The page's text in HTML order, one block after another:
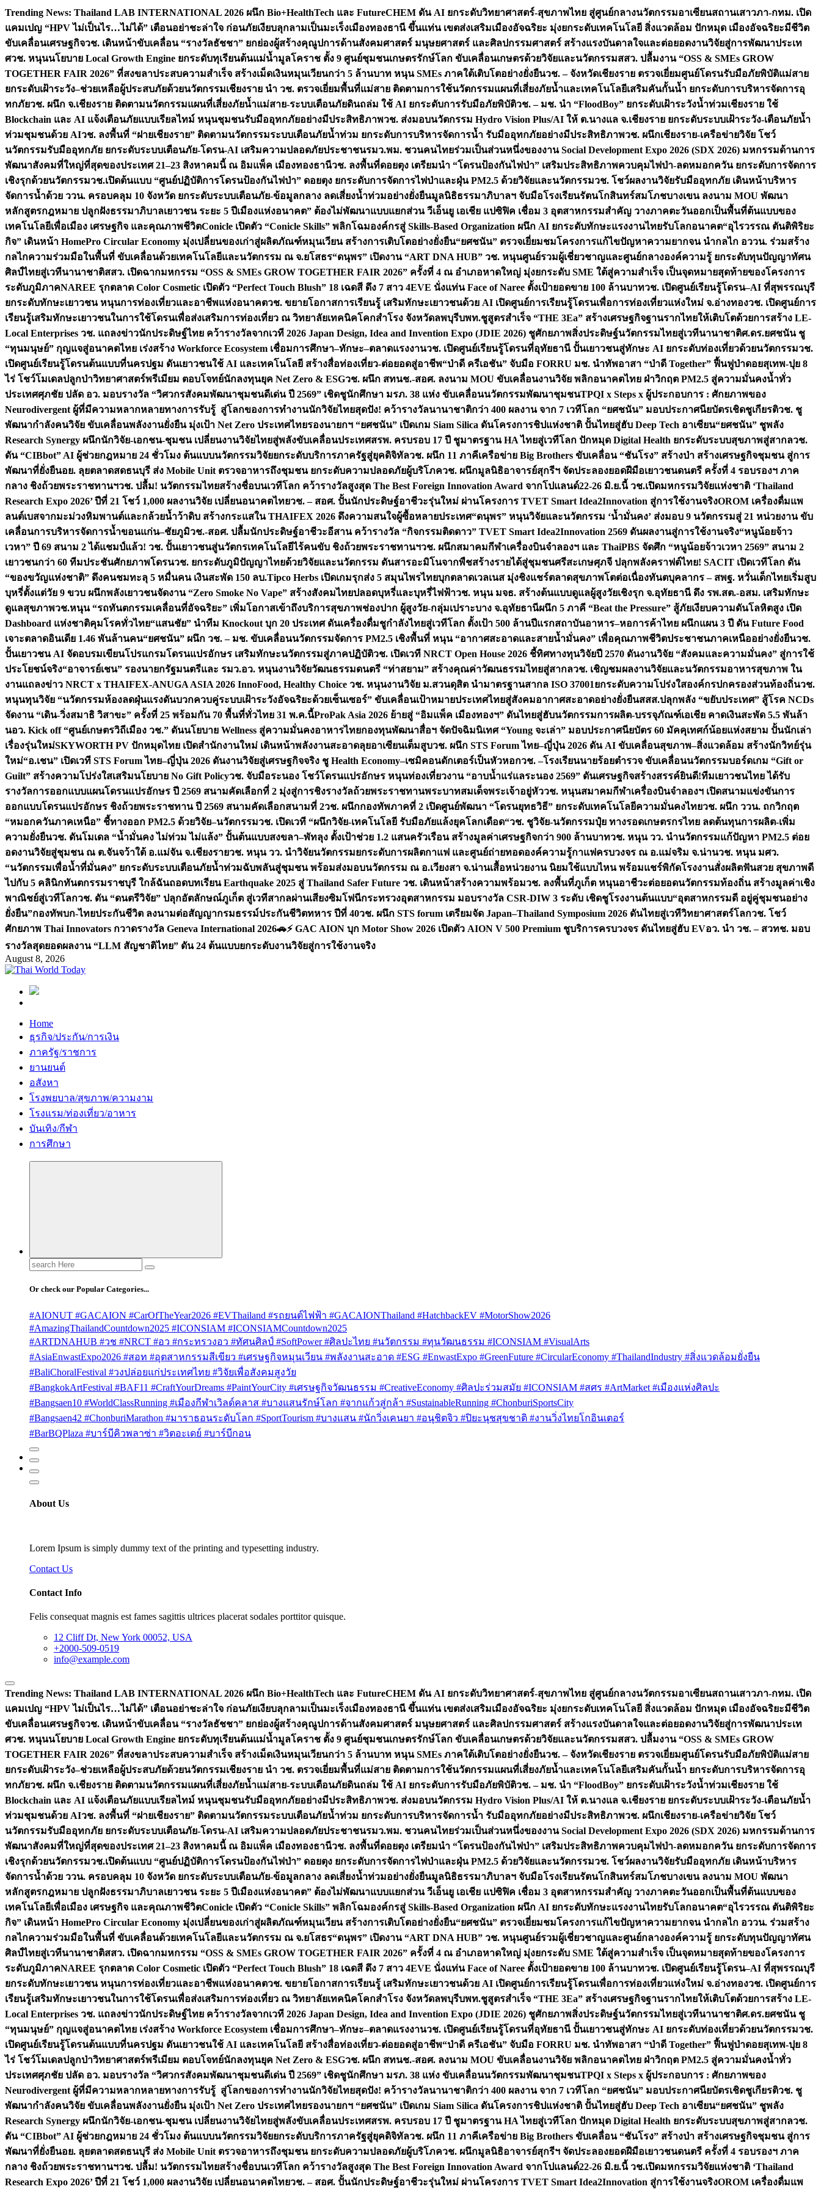
Skip
content
Trending News: Thailand LAB INTERNATIONAL 2026 ผนึก Bio+HealthTech และ FutureCHEM ดัน AI ยกระดับวิทยาศาสตร์-สุขภาพไทย สู่ศูนย์กลางนวัตกรรมอาเซียนสถานเสาวภา-กทม. เปิด
แคมเปญ “HPV ไม่เป็นไร…ไม่ได้” เตือนอย่าชะล่าใจ ก่อนภัยเงียบลุกลามเป็นมะเร็งเมืองทองธานี ขึ้นแท่น เขตส่งเสริมเมืองอัจฉริยะ มุ่งยกระดับเทคโนโลยี สิ่งแวดล้อม ปักหมุด เมืองอัจฉริยะมีชีวิต
ขับเคลื่อนเศรษฐกิจวช. เดินหน้าขับเคลื่อน “รางวัลธัชชา” ยกย่องผู้สร้างคุณูปการด้านสังคมศาสตร์ มนุษยศาสตร์ และศิลปกรรมศาสตร์ สร้างแรงบันดาลใจและต่อยอดงานวิจัยสู่การพัฒนาประเท
ศวช. หนุนนโยบาย Local Growth Engine ยกระดับทุเรียนต้นแม่น้ำมูลโคราช ตั้ง 9 ศูนย์ชุมชนเกษตรรักษ์โลก ขับเคลื่อนเกษตรด้วยวิจัยและนวัตกรรมสสว. ปลื้มงาน “OSS & SMEs GROW
TOGETHER FAIR 2026” ที่สงขลาประสบความสำเร็จ สร้างเม็ดเงินหมุนเวียนกว่า 5 ล้านบาท หนุน SMEs ภาคใต้เติบโตอย่างยั่งยืนวช. – จังหวัดเชียงราย ตรวจเยี่ยมศูนย์โดรนรับมือภัยพิบัติแม่สาย
ยกระดับเฝ้าระวัง–ช่วยเหลือผู้ประสบภัยด้วยนวัตกรรมเชียงราย นำ วช. ตรวจเยี่ยมพื้นที่แม่สาย ติดตามการใช้นวัตกรรมแผนที่เสี่ยงภัยน้ำและเทคโนโลยีเสริมคันกั้นน้ำ ยกระดับการบริหารจัดการอุ
ทกภัยวช. ผนึก จ.เชียงราย ติดตามนวัตกรรมแผนที่เสี่ยงภัยน้ำแม่สาย-ระบบเตือนภัยดินถล่ม ใช้ AI ยกระดับการรับมือภัยพิบัติวช. – มช. นำ “FloodBoy” ยกระดับเฝ้าระวังน้ำท่วมเชียงราย ใช้
Blockchain และ AI แจ้งเตือนภัยแบบเรียลไทม์ หนุนชุมชนรับมืออุทกภัยอย่างมีประสิทธิภาพวช. ส่งมอบนวัตกรรม Hydro Vision Plus/AI ให้ ต.นางแล จ.เชียงราย ยกระดับระบบเฝ้าระวัง-เตือนภัยน้ำ
ท่วมชุมชนด้วย AIวช. ลงพื้นที่ “ฝายเชียงราย” ติดตามนวัตกรรมระบบเตือนภัยน้ำท่วม ยกระดับการบริหารจัดการน้ำ รับมืออุทกภัยอย่างมีประสิทธิภาพวช. ผนึกเชียงราย-เครือข่ายวิจัย โชว์
นวัตกรรมรับมืออุทกภัย ยกระดับระบบเตือนภัย-โดรน-AI เสริมความปลอดภัยประชาชนรมว.พม. ชวนคนไทยร่วมเป็นส่วนหนึ่งของงาน Social Development Expo 2026 (SDX 2026) มหกรรมด้านการ
พัฒนาสังคมที่ใหญ่ที่สุดของประเทศ 21–23 สิงหาคมนี้ ณ อิมแพ็ค เมืองทองธานีวช. ลงพื้นที่ดอยตุง เตรียมนำ “โดรนป้องกันไฟป่า” เสริมประสิทธิภาพควบคุมไฟป่า-ลดหมอกควัน ยกระดับการจัดการ
เชิงรุกด้วยนวัตกรรมวช.เปิดต้นแบบ “ศูนย์ปฏิบัติการโดรนป้องกันไฟป่า” ดอยตุง ยกระดับการจัดการไฟป่าและฝุ่น PM2.5 ด้วยวิจัยและนวัตกรรมวช. โชว์ผลงานวิจัยรับมืออุทกภัย เดินหน้าบริหาร
จัดการน้ำด้วย ววน. ครอบคลุม 10 จังหวัด ยกระดับระบบเตือนภัย-ข้อมูลกลาง ลดเสี่ยงน้ำท่วมอย่างยั่งยืนมูลนิธิธรรมาภิบาลฯ จับมือโรงเรียนรัตนโกสินทร์สมโภชบางเขน ลงนาม MOU พัฒนา
หลักสูตรกฎหมาย ปลูกฝังธรรมาภิบาลเยาวชน ระยะ 5 ปีเมืองแห่งอนาคต” ต้องไม่พัฒนาแบบแยกส่วน วีเอ็นยู เอเชีย แปซิฟิค เชื่อม 3 อุตสาหกรรมสำคัญ วางภาคตะวันออกเป็นพื้นที่ต้นแบบของ
เทคโนโลยีเพื่อเมือง เศรษฐกิจ และคุณภาพชีวิตConicle เปิดตัว “Conicle Skills” พลิกโฉมองค์กรสู่ Skills-Based Organization ผนึก AI ยกระดับทักษะแรงงานไทยรับโลกอนาคต“อุไรวรรณ ตันติพิริยะ
กิจ” เดินหน้า HomePro Circular Economy มุ่งเปลี่ยนของเก่าสู่ผลิตภัณฑ์หมุนเวียน สร้างการเติบโตอย่างยั่งยืน“ยศชนัน” ตรวจเยี่ยมชมโครงการแก้ไขปัญหาความยากจน นำกลไก อววน. ร่วมสร้าง
กลไกความร่วมมือในพื้นที่ ขับเคลื่อนด้วยเทคโนโลยีและนวัตกรรม ณ จ.ยโสธร“ดนุพร” เปิดงาน “ART DNA HUB” วช. หนุนศูนย์รวมผู้เชี่ยวชาญและศูนย์กลางองค์ความรู้ ยกระดับทุนปัญญาทัศน
ศิลป์ไทยสู่เวทีนานาชาติสสว. เปิดฉากมหกรรม “OSS & SMEs GROW TOGETHER FAIR 2026” ครั้งที่ 4 ณ อำเภอหาดใหญ่ มุ่งยกระดับ SME ใต้สู่ความสำเร็จ เป็นจุดหมายสุดท้ายของโครงการ
ระดับภูมิภาคNAREE รุกตลาด Color Cosmetic เปิดตัว “Perfect Touch Blush” 18 เฉดสี ดึง 7 สาว 4EVE นั่งแท่น Face of Naree ตั้งเป้ายอดขาย 100 ล้านบาทวช. เปิดศูนย์เรียนรู้โดรน–AI ที่สุพรรณบุรี
ยกระดับทักษะเยาวชน หนุนการท่องเที่ยวและอาชีพแห่งอนาคตวช. ขยายโอกาสการเรียนรู้ เสริมทักษะเยาวชนด้วย AI เปิดศูนย์การเรียนรู้โดรนเพื่อการท่องเที่ยวแห่งใหม่ จ.อ่างทองวช. เปิดศูนย์การ
เรียนรู้เสริมทักษะเยาวชนในการใช้โดรนเพื่อส่งเสริมการท่องเที่ยว ณ วิทยาลัยเทคนิคโคกสำโรง จังหวัดลพบุรีบพท.ชูสูตรสำเร็จ “THE 3Ea” สร้างเศรษฐกิจฐานรากไทยให้เติบโตด้วยการสร้าง LE-
Local Enterprises วช. แถลงข่าวนักประดิษฐ์ไทย คว้ารางวัลจากเวที 2026 Japan Design, Idea and Invention Expo (JDIE 2026) ชูศักยภาพสิ่งประดิษฐ์นวัตกรรมไทยสู่เวทีนานาชาติศ.ดร.ยศชนัน ชู
“ทุนมนุษย์” กุญแจสู่อนาคตไทย เร่งสร้าง Workforce Ecosystem เชื่อมการศึกษา–ทักษะ–ตลาดแรงงานวช. เปิดศูนย์เรียนรู้โดรนที่อุทัยธานี ปั้นเยาวชนสู่ทักษะ AI ยกระดับท่องเที่ยวด้วยนวัตกรรมวช.
เปิดศูนย์เรียนรู้โดรนต้นแบบที่นครปฐม ดันเยาวชนใช้ AI และเทคโนโลยี สร้างสื่อท่องเที่ยว-ต่อยอดสู่อาชีพ“ป่าดี ครีเอชัน” จับมือ FORRU มช. นำทัพอาสา “ป่าดี Together” ฟื้นฟูป่าดอยสุเทพ-ปุย 8
ไร่ โชว์โมเดลปลูกป่าวิทยาศาสตร์พรีเมียม ตอบโจทย์นักลงทุนยุค Net Zero & ESGวช. ผนึก สทนช.-สอศ. ลงนาม MOU ขับเคลื่อนงานวิจัย พลิกอนาคตไทย ฝ่าวิกฤต PM2.5 สู่ความมั่นคงน้ำทั่ว
ประเทศศุภชัย ปลัด อว. มอบรางวัล “วิศวกรสังคมพัฒนาชุมชนดีเด่น ปี 2569” เชิดชูนักศึกษา มรภ. 38 แห่ง ขับเคลื่อนนวัตกรรมพัฒนาชุมชนTPQI x Steps x ผู้ประกอบการ : ศักยภาพของ
Neurodivergent ผู้ที่มีความหลากหลายทางการรับรู้ สู่โลกของการทำงานนักวิจัยไทยสุดปัง! คว้ารางวัลนานาชาติกว่า 400 ผลงาน จาก 7 เวทีโลก “ยศชนัน” มอบประกาศนียบัตรเชิดชูเกียรติวช. ชู
พัฒนากำลังคนวิจัย ขับเคลื่อนพลังงานยั่งยืน มุ่งเป้า Net Zero ประเทศไทยรองนายกฯ “ยศชนัน” เปิดเกม Siam Silica ดันโครงการชิปแห่งชาติ ปั้นไทยสู่ฮับ Deep Tech อาเซียน“ยศชนัน” ชูพลัง
Research Synergy ผนึกนักวิจัย-เอกชน-ชุมชน เปลี่ยนงานวิจัยไทยสู่พลังขับเคลื่อนประเทศสรพ. ครบรอบ 17 ปี ชูมาตรฐาน HA ไทยสู่เวทีโลก ปักหมุด Digital Health ยกระดับระบบสุขภาพสู่สากลวช.
ดัน “CIBbot” AI ผู้ช่วยกฎหมาย 24 ชั่วโมง ต้นแบบนวัตกรรมวิจัยยกระดับบริการภาครัฐสู่ยุคดิจิทัลวช. ผนึก 11 ภาคีเครือข่าย Big Brothers ขับเคลื่อน “ชันโรง” สร้างป่า สร้างเศรษฐกิจชุมชน สู่การ
พัฒนาที่ยั่งยืนอย. ลุยตลาดสดธนบุรี ส่ง Mobile Unit ตรวจอาหารถึงชุมชน ยกระดับความปลอดภัยผู้บริโภควช. ผนึกมูลนิธิอาจารย์สุกรีฯ จัดประลองยอดฝีมือเยาวชนดนตรี ครั้งที่ 4 รอบรองฯ ภาค
กลาง ชิงถ้วยพระราชทานฯวช. ปลื้ม! นวัตกรรมไทยสร้างชื่อบนเวทีโลก คว้ารางวัลสูงสุด The Best Foreign Innovation Award จากโปแลนด์22-26 มิ.ย.นี้ วช.เปิดมหกรรมวิจัยแห่งชาติ ‘Thailand
Research Expo 2026’ ปีที่ 21 โชว์ 1,000 ผลงานวิจัย เปลี่ยนอนาคตไทยวช. – สอศ. ปั้นนักประดิษฐ์อาชีวะรุ่นใหม่ ผ่านโครงการ TVET Smart Idea2Innovation สู่การใช้งานจริงOROM เครื่องดื่มแพ
ลนต์เบสจากมะม่วงหิมพานต์และกล้วยน้ำว้าดิบ สร้างกระแสใน THAIFEX 2026 ดึงความสนใจผู้ซื้อหลายประเทศ“ดนุพร” หนุนวิจัยและนวัตกรรม ‘น้ำมั่นคง’ ส่งมอบ 9 นวัตกรรมสู่ 21 หน่วยงาน ขับ
เคลื่อนการบริหารจัดการน้ำขอนแก่น–ชัยภูมิวช.-สอศ. ปลื้มนักประดิษฐ์อาชีวะอีสาน คว้ารางวัล “กิจกรรมติดดาว” TVET Smart Idea2Innovation 2569 ดันผลงานสู่การใช้งานจริง“หนูน้อยจ้าว
เวหา” ปี 69 สนาม 2 ได้แชมป์แล้ว! วช. ปั้นเยาวชนสู่นวัตกรเทคโนโลยีไร้คนขับ ชิงถ้วยพระราชทานฯวช. ผนึกสมาคมกีฬาเครื่องบินจำลองฯ และ ThaiPBS จัดศึก “หนูน้อยจ้าวเวหา 2569” สนาม 2
เยาวชนกว่า 60 ทีมประชันศักยภาพโดรนวช. ยกระดับภูมิปัญญาไทยด้วยวิจัยและนวัตกรรม ดันสารอะมิโนจากพืชสร้างรายได้สู่ชุมชนศรีสะเกษศุภจี ปลุกพลังคราฟต์ไทย! SACIT เปิดเวทีโลก ดัน
“ของขวัญแห่งชาติ” ดึงคนชมทะลุ 5 หมื่นคน เงินสะพัด 150 ลบ.Tipco Herbs เปิดเกมรุกส่ง 5 สมุนไพรไทยบุกตลาดเวลเนส มุ่งชิงแชร์ตลาดสุขภาพโตต่อเนื่องทันตบุคลากร – สพฐ. หวั่นเด็กไทยเริ่มสูบ
บุหรี่ตั้งแต่วัย 9 ขวบ ผนึกพลังเยาวชนจัดงาน “Zero Smoke No Vape” สร้างสังคมไทยปลอดบุหรี่และบุหรี่ไฟฟ้าวช. หนุน มจธ. สร้างต้นแบบดูแลผู้สูงวัยเชิงรุก จ.อุทัยธานี ดึง รพ.สต.-อสม. เสริมทักษะ
ดูแลสุขภาพวช.หนุน “รถทันตกรรมเคลื่อนที่อัจฉริยะ” เพิ่มโอกาสเข้าถึงบริการสุขภาพช่องปาก ผู้สูงวัย-กลุ่มเปราะบาง จ.อุทัยธานีผนึก 5 ภาคี “Beat the Pressure” สู้ภัยเงียบความดันโลหิตสูง เปิด
Dashboard แห่งชาติคุมโรคทั่วไทย“แสนชัย” นำทีม Knockout บุก 20 ประเทศ ดันเครื่องดื่มชูกำลังไทยสู่เวทีโลก ตั้งเป้า 500 ล้านปีแรกสถาบันอาหาร–หอการค้าไทย ผนึกแผน 3 ปี ดัน Future Food
เจาะตลาดอินเดีย 1.46 พันล้านคน“ยศชนัน” ผนึก วช. – มช. ขับเคลื่อนนวัตกรรมจัดการ PM2.5 เชิงพื้นที่ หนุน “อากาศสะอาดและสายน้ำมั่นคง” เพื่อคุณภาพชีวิตประชาชนภาคเหนืออย่างยั่งยืนวช.
ปั้นเยาวชน AI จัดอบรมเขียนโปรแกรมโดรนแปรอักษร เสริมทักษะนวัตกรรมสู่ภาคปฏิบัติวช. เปิดเวที NRCT Open House 2026 ชี้ทิศทางทุนวิจัยปี 2570 ดันงานวิจัย “สังคมและความมั่นคง” สู่การใช้
ประโยชน์จริง“อาจารย์เชน” รองนายกรัฐมนตรีและ รมว.อว. หนุนงานวิจัยวัฒนธรรมดนตรี “ท่าสยาม” สร้างคุณค่าวัฒนธรรมไทยสู่สากลวช. เชิญชมผลงานวิจัยและนวัตกรรมอาหารสุขภาพ ใน
งานแถลงข่าว NRCT x THAIFEX-ANUGA ASIA 2026 InnoFood, Healthy Choice วช. หนุนงานวิจัย ม.สวนดุสิต นำมาตรฐานสากล ISO 37001ยกระดับความโปร่งใสองค์กรปกครองส่วนท้องถิ่นวช.
หนุนทุนวิจัย “นวัตกรรมห้องลดฝุ่นแรงดันบวกควบคู่ระบบเฝ้าระวังอัจฉริยะด้วยเซ็นเซอร์” ขับเคลื่อนเป้าหมายประเทศไทยสู่สังคมอากาศสะอาดอย่างยั่งยืนสสส.ปลุกพลัง “ขยับประเทศ” สู้โรค NCDs
จัดงาน “เดิน-วิ่งสมาธิ วิสาขะ” ครั้งที่ 25 พร้อมกัน 70 พื้นที่ทั่วไทย 31 พ.ค.นี้ProPak Asia 2026 ย้ายสู่ “อิมแพ็ค เมืองทองฯ” ดันไทยสู่ฮับนวัตกรรมการผลิต-บรรจุภัณฑ์เอเชีย คาดเงินสะพัด 5.5 พันล้า
นอว. Kick off “ศูนย์เกษตรวิถีเมือง วช.” ดันนโยบาย Wellness สู่ความมั่นคงอาหารไทยกองทุนพัฒนาสื่อฯ จัดปัจฉิมนิเทศ “Young จะเล่า” มอบประกาศนียบัตร 60 มัคคุเทศก์น้อยแห่งสยาม ปั้นนักเล่า
เรื่องรุ่นใหม่SKYWORTH PV ปักหมุดไทย เปิดสำนักงานใหม่ เดินหน้าพลังงานสะอาดลุยอาเซียนเต็มสูบวช. ผนึก STS Forum ไทย–ญี่ปุ่น 2026 ดัน AI ขับเคลื่อนสุขภาพ–สิ่งแวดล้อม สร้างนักวิทย์รุ่น
ใหม่“อ.เชน” เปิดเวที STS Forum ไทย–ญี่ปุ่น 2026 ดันงานวิจัยสู่เศรษฐกิจจริง ชู Health Economy–เซมิคอนดักเตอร์เป็นหัวหอกวช. –โรงเรียนนายร้อยตำรวจ ขับเคลื่อนนวัตกรรมบอร์ดเกม “Gift or
Guilt” สร้างความโปร่งใสเสริมนโยบาย No Gift Policyวช. จับมือระนอง โชว์โดรนแปรอักษร หนุนท่องเที่ยวงาน “อาบน้ำแร่แลระนอง 2569” ดันเศรษฐกิจสร้างสรรค์ยินดี!ทีมเยาวชนไทย ได้รับ
รางวัลการออกแบบแผนโดรนแปรอักษร ปี 2569 สนามคัดเลือกที่ 2 มุ่งสู่การชิงรางวัลถ้วยพระราชทานพระบาทสมเด็จพระเจ้าอยู่หัววช. หนุนสมาคมกีฬาเครื่องบินจำลองฯ เปิดสนามแข่งขันการ
ออกแบบโดรนแปรอักษร ชิงถ้วยพระราชทาน ปี 2569 สนามคัดเลือกสนามที่ 2วช. ผนึกกองทัพภาคที่ 2 เปิดศูนย์พัฒนา “โดรนยุทธวิธี” ยกระดับเทคโนโลยีความมั่นคงไทยวช. ผนึก ววน. ถกวิกฤต
“หมอกควันภาคเหนือ” ชี้ทางออก PM2.5 ด้วยวิจัย–นวัตกรรมวช. เปิดเวที “ผนึกวิจัย-เทคโนโลยี รับมือภัยแล้งยุคโลกเดือด“วช. ชูวิจัย-นวัตกรรมปุ๋ย ทางรอดเกษตรกรไทย ลดต้นทุนการผลิต-เพิ่ม
ความยั่งยืนวช. ดันโมเดล “น้ำมั่นคง ไม่ท่วม ไม่แล้ง” ปั้นต้นแบบสงขลา–พัทลุง ตั้งเป้าช่วย 1.2 แสนครัวเรือน สร้างมูลค่าเศรษฐกิจกว่า 900 ล้านบาทวช. หนุน วว. นำนวัตกรรมแก้ปัญหา PM2.5 ต่อย
อดงานวิจัยสู่ชุมชน ณ ต.จันจว้าใต้ อ.แม่จัน จ.เชียงรายวช. หนุน วว. นำวิจัยนวัตกรรมยกระดับการผลิตกาแฟ และศูนย์ถ่ายทอดองค์ความรู้กาแฟครบวงจร ณ อ.แม่จริม จ.น่านวช. หนุน มศว.
“นวัตกรรมเพื่อน้ำที่มั่นคง” ยกระดับระบบเตือนภัยน้ำท่วมฉับพลันสู่ชุมชน พร้อมส่งมอบนวัตกรรม ณ อ.เวียงสา จ.น่านเสื้อหน่วยงาน นิยมใช้แบบไหน พร้อมแชร์พิกัดโรงงานสั่งผลิตฟันสวย สุขภาพดี
ไปกับ 5 คลินิกทันตกรรมราชบุรี ใกล้ฉันถอดบทเรียน Earthquake 2025 สู่ Thailand Safer Future วช. เดินหน้าสร้างความพร้อมวช. ลงพื้นที่ภูเก็ต หนุนอาชีวะต่อยอดนวัตกรรมท้องถิ่น สร้างมูลค่าเชิง
พาณิชย์สู่เวทีโลกวช. ดัน “ดนตรีวิจัย” ปลุกอัตลักษณ์ภูเก็ต สู่เวทีสากลผ่านเสียงซิมโฟนีกระทรวงอุตสาหกรรม มอบรางวัล CSR-DIW 3 ระดับ เชิดชูโรงงานต้นแบบ“อุตสาหกรรมดี อยู่คู่ชุมชนอย่าง
ยั่งยืน”กองทัพบก-ไทยประกันชีวิต ลงนามต่อสัญญากรมธรรม์ประกันชีวิตทหาร ปีที่ 40วช. ผนึก STS forum เตรียมจัด Japan–Thailand Symposium 2026 ดันไทยสู่เวทีวิทยาศาสตร์โลกวช. โชว์
ศักยภาพ Thai Innovators กวาดรางวัล Geneva International 2026🚗⚡️ GAC AION บุก Motor Show 2026 เปิดตัว AION V 500 Premium ชูบริการครบวงจร ดันไทยสู่ฮับ EVอว. นำ วช. – สวทช. มอบ
รางวัลสุดยอดผลงาน “LLM สัญชาติไทย” ดัน 24 ต้นแบบยกระดับงานวิจัยสู่การใช้งานจริง
August 8, 2026
Home
ธุรกิจ/ประกัน/การเงิน
ภาครัฐ/ราชการ
ยานยนต์
อสังหา
โรงพยบาล/สุขภาพ/ความงาม
โรงแรม/ท่องเที่ยว/อาหาร
บันเทิง/กีฬา
การศึกษา
Search
for:
Or check our Popular Categories...
#AIONUT #GACAION #CarOfTheYear2026 #EVThailand #รถยนต์ไฟฟ้า #GACAIONThailand #HatchbackEV #MotorShow2026
#AmazingThailandCountdown2025 #ICONSIAM #ICONSIAMCountdown2025
#ARTDNAHUB #วช #NRCT #อว #กระทรวงอว #ทัศนศิลป์ #SoftPower #ศิลปะไทย #นวัตกรรม #ทุนวัฒนธรรม #ICONSIAM #VisualArts
#AsiaEnwastExpo2026 #สอท #อุตสาหกรรมสีเขียว #เศรษฐกิจหมุนเวียน #พลังงานสะอาด #ESG #EnwastExpo #GreenFuture #CircularEconomy #ThailandIndustry #สิ่งแวดล้อมยั่งยืน
#BaliChoralFestival #วงปล่อยแก่ประเทศไทย #วิจัยเพื่อสังคมสูงวัย
#BangkokArtFestival #BAF11 #CraftYourDreams #PaintYourCity #เศรษฐกิจวัฒนธรรม #CreativeEconomy #ศิลปะร่วมสมัย #ICONSIAM #สศร #ArtMarket #เมืองแห่งศิลปะ
#Bangsaen10 #WorldClassRunning #เมืองกีฬาเวิลด์คลาส #บางแสนรักษ์โลก #จากแก้วสู่กล้า #SustainableRunning #ChonburiSportsCity
#Bangsaen42 #ChonburiMarathon #มาราธอนระดับโลก #SportTourism #บางแสน #นักวิ่งเคนยา #อนุชิตจิว #ปิยะนุชสุขชาติ #งานวิ่งไทยโกอินเตอร์
#BarBQPlaza #บาร์บีคิวพลาซ่า #วิตอะเดย์ #บาร์บีกอน
About Us
Lorem Ipsum is simply dummy text of the printing and typesetting industry.
Contact Us
Contact Info
Felis consequat magnis est fames sagittis ultrices placerat sodales porttitor quisque.
12 Cliff Dt, New York 00052, USA
+2000-509-0519
info@example.com
Trending News: Thailand LAB INTERNATIONAL 2026 ผนึก Bio+HealthTech และ FutureCHEM ดัน AI ยกระดับวิทยาศาสตร์-สุขภาพไทย สู่ศูนย์กลางนวัตกรรมอาเซียนสถานเสาวภา-กทม. เปิด
แคมเปญ “HPV ไม่เป็นไร…ไม่ได้” เตือนอย่าชะล่าใจ ก่อนภัยเงียบลุกลามเป็นมะเร็งเมืองทองธานี ขึ้นแท่น เขตส่งเสริมเมืองอัจฉริยะ มุ่งยกระดับเทคโนโลยี สิ่งแวดล้อม ปักหมุด เมืองอัจฉริยะมีชีวิต
ขับเคลื่อนเศรษฐกิจวช. เดินหน้าขับเคลื่อน “รางวัลธัชชา” ยกย่องผู้สร้างคุณูปการด้านสังคมศาสตร์ มนุษยศาสตร์ และศิลปกรรมศาสตร์ สร้างแรงบันดาลใจและต่อยอดงานวิจัยสู่การพัฒนาประเท
ศวช. หนุนนโยบาย Local Growth Engine ยกระดับทุเรียนต้นแม่น้ำมูลโคราช ตั้ง 9 ศูนย์ชุมชนเกษตรรักษ์โลก ขับเคลื่อนเกษตรด้วยวิจัยและนวัตกรรมสสว. ปลื้มงาน “OSS & SMEs GROW
TOGETHER FAIR 2026” ที่สงขลาประสบความสำเร็จ สร้างเม็ดเงินหมุนเวียนกว่า 5 ล้านบาท หนุน SMEs ภาคใต้เติบโตอย่างยั่งยืนวช. – จังหวัดเชียงราย ตรวจเยี่ยมศูนย์โดรนรับมือภัยพิบัติแม่สาย
ยกระดับเฝ้าระวัง–ช่วยเหลือผู้ประสบภัยด้วยนวัตกรรมเชียงราย นำ วช. ตรวจเยี่ยมพื้นที่แม่สาย ติดตามการใช้นวัตกรรมแผนที่เสี่ยงภัยน้ำและเทคโนโลยีเสริมคันกั้นน้ำ ยกระดับการบริหารจัดการอุ
ทกภัยวช. ผนึก จ.เชียงราย ติดตามนวัตกรรมแผนที่เสี่ยงภัยน้ำแม่สาย-ระบบเตือนภัยดินถล่ม ใช้ AI ยกระดับการรับมือภัยพิบัติวช. – มช. นำ “FloodBoy” ยกระดับเฝ้าระวังน้ำท่วมเชียงราย ใช้
Blockchain และ AI แจ้งเตือนภัยแบบเรียลไทม์ หนุนชุมชนรับมืออุทกภัยอย่างมีประสิทธิภาพวช. ส่งมอบนวัตกรรม Hydro Vision Plus/AI ให้ ต.นางแล จ.เชียงราย ยกระดับระบบเฝ้าระวัง-เตือนภัยน้ำ
ท่วมชุมชนด้วย AIวช. ลงพื้นที่ “ฝายเชียงราย” ติดตามนวัตกรรมระบบเตือนภัยน้ำท่วม ยกระดับการบริหารจัดการน้ำ รับมืออุทกภัยอย่างมีประสิทธิภาพวช. ผนึกเชียงราย-เครือข่ายวิจัย โชว์
นวัตกรรมรับมืออุทกภัย ยกระดับระบบเตือนภัย-โดรน-AI เสริมความปลอดภัยประชาชนรมว.พม. ชวนคนไทยร่วมเป็นส่วนหนึ่งของงาน Social Development Expo 2026 (SDX 2026) มหกรรมด้านการ
พัฒนาสังคมที่ใหญ่ที่สุดของประเทศ 21–23 สิงหาคมนี้ ณ อิมแพ็ค เมืองทองธานีวช. ลงพื้นที่ดอยตุง เตรียมนำ “โดรนป้องกันไฟป่า” เสริมประสิทธิภาพควบคุมไฟป่า-ลดหมอกควัน ยกระดับการจัดการ
เชิงรุกด้วยนวัตกรรมวช.เปิดต้นแบบ “ศูนย์ปฏิบัติการโดรนป้องกันไฟป่า” ดอยตุง ยกระดับการจัดการไฟป่าและฝุ่น PM2.5 ด้วยวิจัยและนวัตกรรมวช. โชว์ผลงานวิจัยรับมืออุทกภัย เดินหน้าบริหาร
จัดการน้ำด้วย ววน. ครอบคลุม 10 จังหวัด ยกระดับระบบเตือนภัย-ข้อมูลกลาง ลดเสี่ยงน้ำท่วมอย่างยั่งยืนมูลนิธิธรรมาภิบาลฯ จับมือโรงเรียนรัตนโกสินทร์สมโภชบางเขน ลงนาม MOU พัฒนา
หลักสูตรกฎหมาย ปลูกฝังธรรมาภิบาลเยาวชน ระยะ 5 ปีเมืองแห่งอนาคต” ต้องไม่พัฒนาแบบแยกส่วน วีเอ็นยู เอเชีย แปซิฟิค เชื่อม 3 อุตสาหกรรมสำคัญ วางภาคตะวันออกเป็นพื้นที่ต้นแบบของ
เทคโนโลยีเพื่อเมือง เศรษฐกิจ และคุณภาพชีวิตConicle เปิดตัว “Conicle Skills” พลิกโฉมองค์กรสู่ Skills-Based Organization ผนึก AI ยกระดับทักษะแรงงานไทยรับโลกอนาคต“อุไรวรรณ ตันติพิริยะ
กิจ” เดินหน้า HomePro Circular Economy มุ่งเปลี่ยนของเก่าสู่ผลิตภัณฑ์หมุนเวียน สร้างการเติบโตอย่างยั่งยืน“ยศชนัน” ตรวจเยี่ยมชมโครงการแก้ไขปัญหาความยากจน นำกลไก อววน. ร่วมสร้าง
กลไกความร่วมมือในพื้นที่ ขับเคลื่อนด้วยเทคโนโลยีและนวัตกรรม ณ จ.ยโสธร“ดนุพร” เปิดงาน “ART DNA HUB” วช. หนุนศูนย์รวมผู้เชี่ยวชาญและศูนย์กลางองค์ความรู้ ยกระดับทุนปัญญาทัศน
ศิลป์ไทยสู่เวทีนานาชาติสสว. เปิดฉากมหกรรม “OSS & SMEs GROW TOGETHER FAIR 2026” ครั้งที่ 4 ณ อำเภอหาดใหญ่ มุ่งยกระดับ SME ใต้สู่ความสำเร็จ เป็นจุดหมายสุดท้ายของโครงการ
ระดับภูมิภาคNAREE รุกตลาด Color Cosmetic เปิดตัว “Perfect Touch Blush” 18 เฉดสี ดึง 7 สาว 4EVE นั่งแท่น Face of Naree ตั้งเป้ายอดขาย 100 ล้านบาทวช. เปิดศูนย์เรียนรู้โดรน–AI ที่สุพรรณบุรี
ยกระดับทักษะเยาวชน หนุนการท่องเที่ยวและอาชีพแห่งอนาคตวช. ขยายโอกาสการเรียนรู้ เสริมทักษะเยาวชนด้วย AI เปิดศูนย์การเรียนรู้โดรนเพื่อการท่องเที่ยวแห่งใหม่ จ.อ่างทองวช. เปิดศูนย์การ
เรียนรู้เสริมทักษะเยาวชนในการใช้โดรนเพื่อส่งเสริมการท่องเที่ยว ณ วิทยาลัยเทคนิคโคกสำโรง จังหวัดลพบุรีบพท.ชูสูตรสำเร็จ “THE 3Ea” สร้างเศรษฐกิจฐานรากไทยให้เติบโตด้วยการสร้าง LE-
Local Enterprises วช. แถลงข่าวนักประดิษฐ์ไทย คว้ารางวัลจากเวที 2026 Japan Design, Idea and Invention Expo (JDIE 2026) ชูศักยภาพสิ่งประดิษฐ์นวัตกรรมไทยสู่เวทีนานาชาติศ.ดร.ยศชนัน ชู
“ทุนมนุษย์” กุญแจสู่อนาคตไทย เร่งสร้าง Workforce Ecosystem เชื่อมการศึกษา–ทักษะ–ตลาดแรงงานวช. เปิดศูนย์เรียนรู้โดรนที่อุทัยธานี ปั้นเยาวชนสู่ทักษะ AI ยกระดับท่องเที่ยวด้วยนวัตกรรมวช.
เปิดศูนย์เรียนรู้โดรนต้นแบบที่นครปฐม ดันเยาวชนใช้ AI และเทคโนโลยี สร้างสื่อท่องเที่ยว-ต่อยอดสู่อาชีพ“ป่าดี ครีเอชัน” จับมือ FORRU มช. นำทัพอาสา “ป่าดี Together” ฟื้นฟูป่าดอยสุเทพ-ปุย 8
ไร่ โชว์โมเดลปลูกป่าวิทยาศาสตร์พรีเมียม ตอบโจทย์นักลงทุนยุค Net Zero & ESGวช. ผนึก สทนช.-สอศ. ลงนาม MOU ขับเคลื่อนงานวิจัย พลิกอนาคตไทย ฝ่าวิกฤต PM2.5 สู่ความมั่นคงน้ำทั่ว
ประเทศศุภชัย ปลัด อว. มอบรางวัล “วิศวกรสังคมพัฒนาชุมชนดีเด่น ปี 2569” เชิดชูนักศึกษา มรภ. 38 แห่ง ขับเคลื่อนนวัตกรรมพัฒนาชุมชนTPQI x Steps x ผู้ประกอบการ : ศักยภาพของ
Neurodivergent ผู้ที่มีความหลากหลายทางการรับรู้ สู่โลกของการทำงานนักวิจัยไทยสุดปัง! คว้ารางวัลนานาชาติกว่า 400 ผลงาน จาก 7 เวทีโลก “ยศชนัน” มอบประกาศนียบัตรเชิดชูเกียรติวช. ชู
พัฒนากำลังคนวิจัย ขับเคลื่อนพลังงานยั่งยืน มุ่งเป้า Net Zero ประเทศไทยรองนายกฯ “ยศชนัน” เปิดเกม Siam Silica ดันโครงการชิปแห่งชาติ ปั้นไทยสู่ฮับ Deep Tech อาเซียน“ยศชนัน” ชูพลัง
Research Synergy ผนึกนักวิจัย-เอกชน-ชุมชน เปลี่ยนงานวิจัยไทยสู่พลังขับเคลื่อนประเทศสรพ. ครบรอบ 17 ปี ชูมาตรฐาน HA ไทยสู่เวทีโลก ปักหมุด Digital Health ยกระดับระบบสุขภาพสู่สากลวช.
ดัน “CIBbot” AI ผู้ช่วยกฎหมาย 24 ชั่วโมง ต้นแบบนวัตกรรมวิจัยยกระดับบริการภาครัฐสู่ยุคดิจิทัลวช. ผนึก 11 ภาคีเครือข่าย Big Brothers ขับเคลื่อน “ชันโรง” สร้างป่า สร้างเศรษฐกิจชุมชน สู่การ
พัฒนาที่ยั่งยืนอย. ลุยตลาดสดธนบุรี ส่ง Mobile Unit ตรวจอาหารถึงชุมชน ยกระดับความปลอดภัยผู้บริโภควช. ผนึกมูลนิธิอาจารย์สุกรีฯ จัดประลองยอดฝีมือเยาวชนดนตรี ครั้งที่ 4 รอบรองฯ ภาค
กลาง ชิงถ้วยพระราชทานฯวช. ปลื้ม! นวัตกรรมไทยสร้างชื่อบนเวทีโลก คว้ารางวัลสูงสุด The Best Foreign Innovation Award จากโปแลนด์22-26 มิ.ย.นี้ วช.เปิดมหกรรมวิจัยแห่งชาติ ‘Thailand
Research Expo 2026’ ปีที่ 21 โชว์ 1,000 ผลงานวิจัย เปลี่ยนอนาคตไทยวช. – สอศ. ปั้นนักประดิษฐ์อาชีวะรุ่นใหม่ ผ่านโครงการ TVET Smart Idea2Innovation สู่การใช้งานจริงOROM เครื่องดื่มแพ